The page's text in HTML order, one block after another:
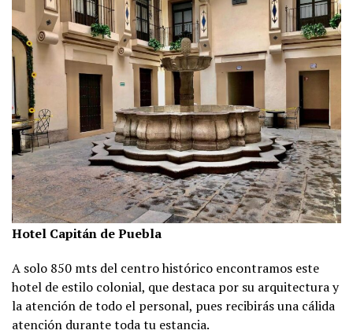
Hotel Capitán de Puebla
A solo 850 mts del centro histórico encontramos este
hotel de estilo colonial, que destaca por su arquitectura y
la atención de todo el personal, pues recibirás una cálida
atención durante toda tu estancia.